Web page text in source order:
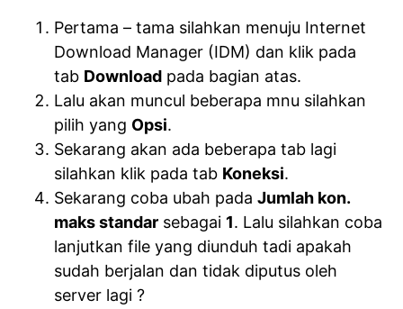
Pertama – tama silahkan menuju Internet
Download Manager (IDM) dan klik pada
tab Download pada bagian atas.
Lalu akan muncul beberapa mnu silahkan
pilih yang Opsi.
Sekarang akan ada beberapa tab lagi
silahkan klik pada tab Koneksi.
Sekarang coba ubah pada Jumlah kon.
maks standar sebagai 1. Lalu silahkan coba
lanjutkan file yang diunduh tadi apakah
sudah berjalan dan tidak diputus oleh
server lagi ?